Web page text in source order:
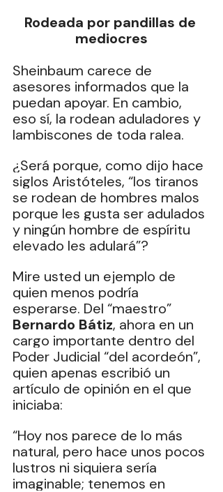
Rodeada por pandillas de
mediocres
Sheinbaum carece de
asesores informados que la
puedan apoyar. En cambio,
eso sí, la rodean aduladores y
lambiscones de toda ralea.
¿Será porque, como dijo hace
siglos Aristóteles, “los tiranos
se rodean de hombres malos
porque les gusta ser adulados
y ningún hombre de espíritu
elevado les adulará”?
Mire usted un ejemplo de
quien menos podría
esperarse. Del “maestro”
Bernardo Bátiz, ahora en un
cargo importante dentro del
Poder Judicial “del acordeón”,
quien apenas escribió un
artículo de opinión en el que
iniciaba:
“Hoy nos parece de lo más
natural, pero hace unos pocos
lustros ni siquiera sería
imaginable; tenemos en